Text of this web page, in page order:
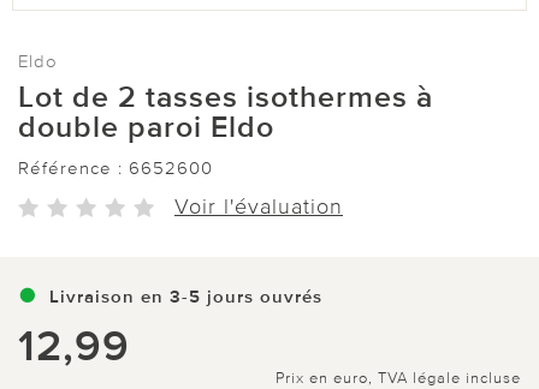
Eldo
Lot de 2 tasses isothermes à
double paroi Eldo
Référence : 6652600
Voir l'évaluation
Livraison en 3-5 jours ouvrés
12,99
Prix en euro, TVA légale incluse